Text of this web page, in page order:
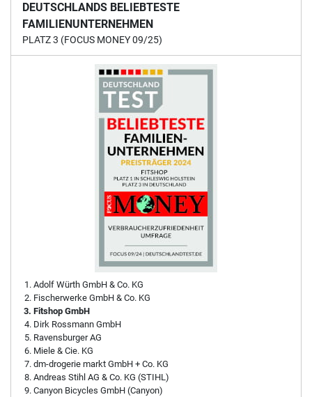
DEUTSCHLANDS BELIEBTESTE
FAMILIENUNTERNEHMEN
PLATZ 3 (FOCUS MONEY 09/25)
Adolf Würth GmbH & Co. KG
Fischerwerke GmbH & Co. KG
Fitshop GmbH
Dirk Rossmann GmbH
Ravensburger AG
Miele & Cie. KG
dm-drogerie markt GmbH + Co. KG
Andreas Stihl AG & Co. KG (STIHL)
Canyon Bicycles GmbH (Canyon)